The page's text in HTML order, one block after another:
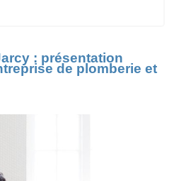
: présentation
de plomberie et